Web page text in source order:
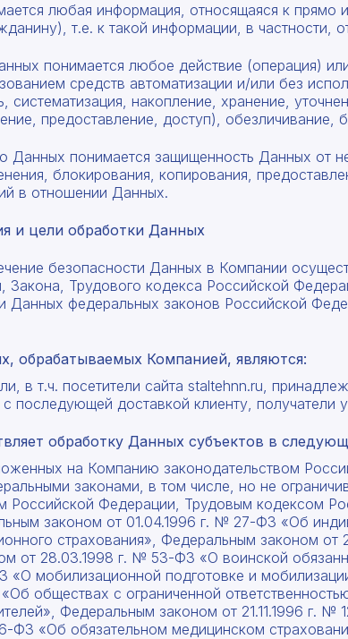
любая информация, относящаяся к прямо
т.е. к такой информации, в частности,
понимается любое действие (операция)
средств автоматизации и/или без
систематизация, накопление, хранение,
предоставление, доступ),
Данных понимается защищенность Данных от
блокирования, копирования,
в отношении Данных.
и цели обработки Данных
безопасности Данных в Компании
Закона, Трудового кодекса Российской
Данных федеральных законов Российской
обрабатываемых Компанией, являются:
в т.ч. посетители сайта staltehnn.ru,
последующей доставкой клиенту, получатели
обработку Данных субъектов в
на Компанию законодательством
законами, в том числе, но не
Российской Федерации, Трудовым кодексом
законом от 01.04.1996 г. № 27-ФЗ «Об
страхования», Федеральным законом
от 28.03.1998 г. № 53-ФЗ «О воинской
«О мобилизационной подготовке и
обществах с ограниченной
Федеральным законом от 21.11.1996 г.
ФЗ «Об обязательном медицинском